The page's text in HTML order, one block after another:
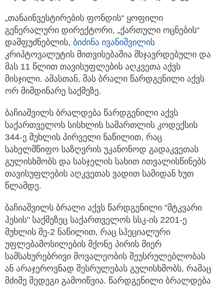
„თანაინვესტირების ფონდის“ ყოფილი
გენერალური დირექტორი, „ქართული ოცნების“
დამფუძნებლის, ბიძინა ივანიშვილის
კრიპტოვალუტის მითვისებაშია მსჯავრდებული და
მას 11 წლით თავისუფლების აღკვეთა აქვს
მისჯილი. ამასთან, მას ბრალი წარდგენილი აქვს
ორ მიმდინარე საქმეზე.
ბაჩიაშვილს ბრალდება წარდგენილი აქვს
საქართველოს სისხლის სამართლის კოდექსის
344-ე მუხლის პირველი ნაწილით, რაც
სახელმწიფო საზღვრის უკანონოდ გადაკვეთას
გულისხმობს და სასჯელის სახით ითვალისწინებს
თავისუფლების აღკვეთას ვადით სამიდან ხუთ
წლამდე.
ბაჩიაშვილს ბრალი აქვს წარდგენილი "მტკვარი
ჰესის" საქმეზეც საქართველოს სსკ-ის 2201-ე
მუხლის მე-2 ნაწილით, რაც სპეციალური
უფლებამოსილების მქონე პირის მიერ
სამსახურებრივი მოვალეობის შეუსრულებლობას
ან არაჯეროვნად შესრულებას გულისხმობს, რამაც
მძიმე შედეგი გამოიწვია. წარდგენილი ბრალდება